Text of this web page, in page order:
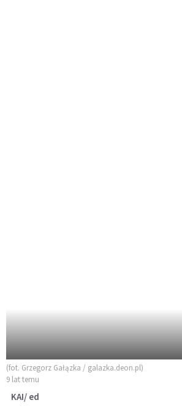
(fot. Grzegorz Gałązka / galazka.deon.pl)
9 lat temu
KAI/ ed